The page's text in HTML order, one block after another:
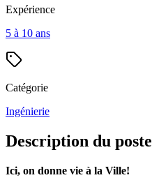
Expérience
5 à 10 ans
Catégorie
Ingénierie
Description du poste
Ici, on donne vie à la Ville!